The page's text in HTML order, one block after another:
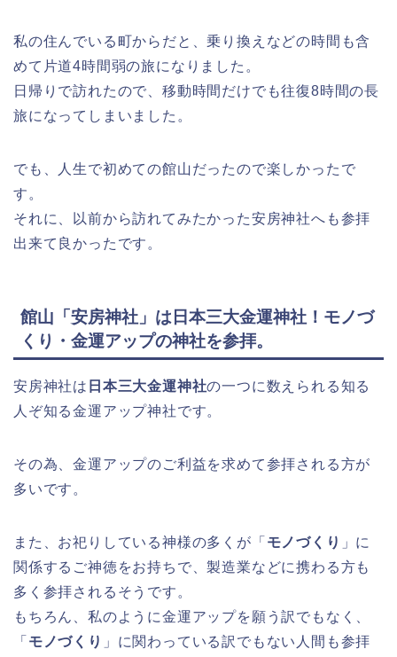
私の住んでいる町からだと、乗り換えなどの時間も含
めて片道4時間弱の旅になりました。
日帰りで訪れたので、移動時間だけでも往復8時間の長
旅になってしまいました。
でも、人生で初めての館山だったので楽しかったで
す。
それに、以前から訪れてみたかった安房神社へも参拝
出来て良かったです。
館山「安房神社」は日本三大金運神社！モノづ
くり・金運アップの神社を参拝。
安房神社は 日本三大金運神社の一つに数えられる知る
人ぞ知る金運アップ神社です。
その為、金運アップのご利益を求めて参拝される方が
多いです。
また、お祀りしている神様の多くが「 モノづくり 」に
関係するご神徳をお持ちで、製造業などに携わる方も
多く参拝されるそうです。
もちろん、私のように金運アップを願う訳でもなく、
「 モノづくり 」に関わっている訳でもない人間も参拝